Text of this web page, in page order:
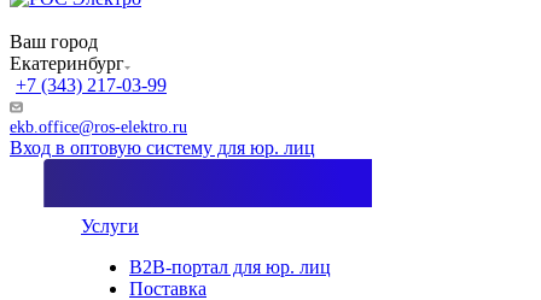
Ваш город
Екатеринбург
+7 (343) 217-03-99
ekb.office@ros-elektro.ru
Вход в оптовую систему для юр. лиц
Услуги
B2B-портал для юр. лиц
Поставка